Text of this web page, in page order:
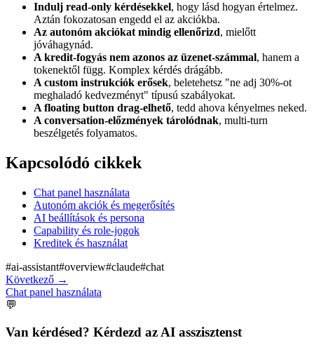
Indulj read-only kérdésekkel, hogy lásd hogyan értelmez.
Aztán fokozatosan engedd el az akciókba.
Az autonóm akciókat mindig ellenőrizd, mielőtt
jóváhagynád.
A kredit-fogyás nem azonos az üzenet-számmal, hanem a
tokenektől függ. Komplex kérdés drágább.
A custom instrukciók erősek, beletehetsz "ne adj 30%-ot
meghaladó kedvezményt" típusú szabályokat.
A floating button drag-elhető, tedd ahova kényelmes neked.
A conversation-előzmények tárolódnak, multi-turn
beszélgetés folyamatos.
Kapcsolódó cikkek
Chat panel használata
Autonóm akciók és megerősítés
AI beállítások és persona
Capability és role-jogok
Kreditek és használat
#ai-assistant#overview#claude#chat
Következő →
Chat panel használata
💬
Van kérdésed? Kérdezd az AI asszisztenst